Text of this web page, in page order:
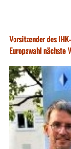
Vorsitzender des
Europawahl nächste